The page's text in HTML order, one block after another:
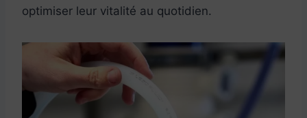
optimiser leur vitalité au quotidien.